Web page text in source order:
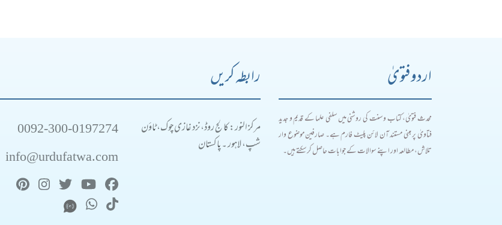
اردو فتویٰ
محدث فتویٰ، کتاب و سنت کی روشنی میں سلفی علما کے قدیم و جدید
فتاویٰ پر مبنی مستند آن لائن پلیٹ فارم ہے۔ صارفین موضوع وار
تلاش، مطالعہ اور اپنے سوالات کے جوابات حاصل کر سکتے ہیں۔
رابطہ کریں
مرکز النور: کالج روڈ، نزد غازی چوک، ٹاؤن
شپ، لاہور ۔ پاکستان
0092-300-0197274
info@urdufatwa.com